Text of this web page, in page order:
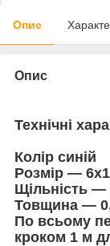
Опис
Опис
Технічні
Колір синій
Розмір —
Щільність —
Товщина —
По всьому
кроком 1 м